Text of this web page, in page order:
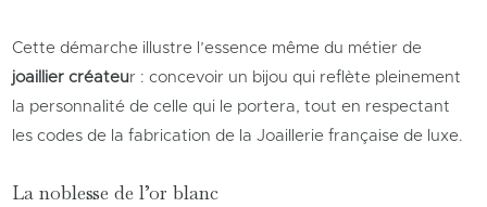
Cette démarche illustre l’essence même du métier de
joaillier créateur : concevoir un bijou qui reflète pleinement
la personnalité de celle qui le portera, tout en respectant
les codes de la fabrication de la Joaillerie française de luxe.
La noblesse de l’or blanc